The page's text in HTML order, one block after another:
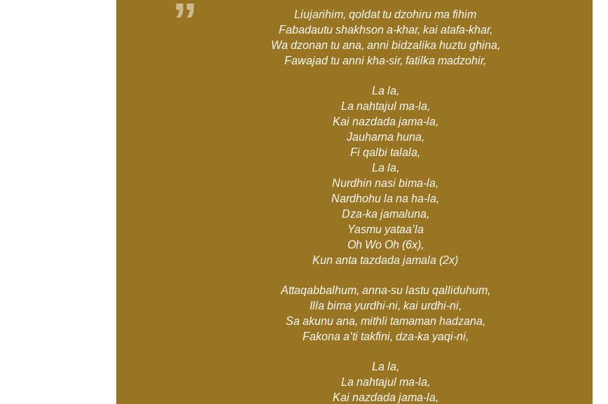
Liujarihim, qoldat tu dzohiru ma fihim
Fabadautu shakhson a-khar, kai atafa-khar,
Wa dzonan tu ana, anni bidzalika huztu ghina,
Fawajad tu anni kha-sir, fatilka madzohir,
La la,
La nahtajul ma-la,
Kai nazdada jama-la,
Jauharna huna,
Fi qalbi talala,
La la,
Nurdhin nasi bima-la,
Nardhohu la na ha-la,
Dza-ka jamaluna,
Yasmu yataa’la
Oh Wo Oh (6x),
Kun anta tazdada jamala (2x)
Attaqabbalhum, anna-su lastu qalliduhum,
Illa bima yurdhi-ni, kai urdhi-ni,
Sa akunu ana, mithli tamaman hadzana,
Fakona a’ti takfini, dza-ka yaqi-ni,
La la,
La nahtajul ma-la,
Kai nazdada jama-la,